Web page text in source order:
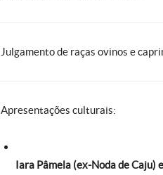
Julgamento de raças ovinos e
Apresentações culturais:
Iara Pâmela (ex-Noda de Caju) e